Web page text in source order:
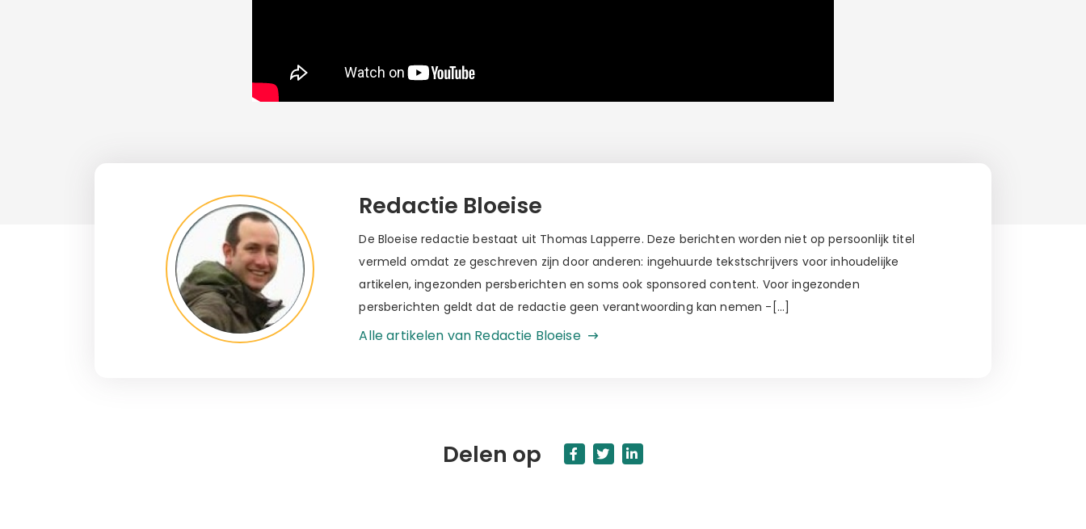
Redactie Bloeise
De Bloeise redactie bestaat uit Thomas Lapperre. Deze berichten worden niet op persoonlijk titel
vermeld omdat ze geschreven zijn door anderen: ingehuurde tekstschrijvers voor inhoudelijke
artikelen, ingezonden persberichten en soms ook sponsored content. Voor ingezonden
persberichten geldt dat de redactie geen verantwoording kan nemen -[…]
Alle artikelen van Redactie Bloeise
Delen op